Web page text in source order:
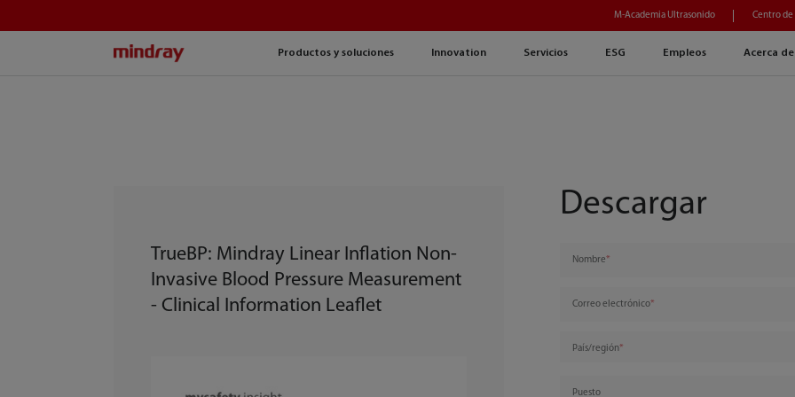
Productos y soluciones Innovation Servicios ESG Empleos Acerca
M-Academia Ultrasonido Centro de
TrueBP: Mindray Linear Inflation Non-
Invasive Blood Pressure Measurement
- Clinical Information Leaflet
Descargar
Nombre
Correo electrónico
País/región
Puesto